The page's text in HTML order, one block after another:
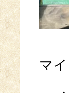
マ